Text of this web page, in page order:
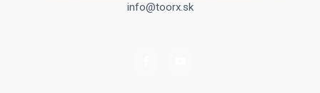
info@toorx.sk